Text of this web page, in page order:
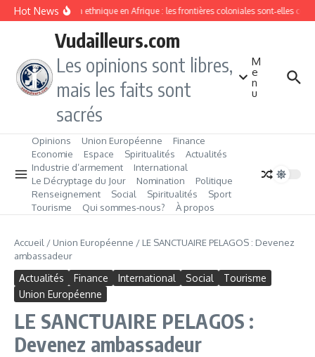
Aller au contenu
Hot NewsDivision ethnique en Afrique : les frontières coloniales sont‑elles
Vudailleurs.com
Les opinions sont libres,
mais les faits sont
sacrés
M
e
n
u
Opinions Union Européenne
Finance
Economie
Espace Spiritualités
Actualités
Industrie d’armement
International
Le Décryptage du Jour
Nomination
Politique
Renseignement
Social Spiritualités
Sport
Tourisme
Qui sommes‑nous? À propos
Accueil / Union Européenne / LE SANCTUAIRE PELAGOS : Devenez
ambassadeur
Actualités Finance International Social
Tourisme
Union Européenne
LE SANCTUAIRE PELAGOS :
Devenez ambassadeur